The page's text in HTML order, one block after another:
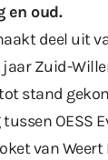
en oud.
deel uit
Zuid-
stand
OESS
van